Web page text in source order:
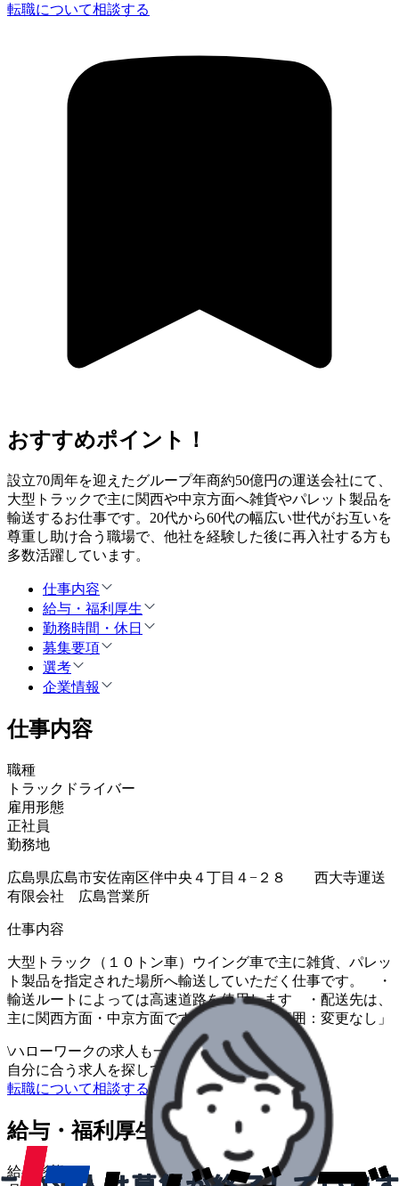
転職について相談する
おすすめポイント！
設立70周年を迎えたグループ年商約50億円の運送会社にて、
大型トラックで主に関西や中京方面へ雑貨やパレット製品を
輸送するお仕事です。20代から60代の幅広い世代がお互いを
尊重し助け合う職場で、他社を経験した後に再入社する方も
多数活躍しています。
仕事内容
給与・福利厚生
勤務時間・休日
募集要項
選考
企業情報
仕事内容
職種
トラックドライバー
雇用形態
正社員
勤務地
広島県広島市安佐南区伴中央４丁目４−２８ 西大寺運送
有限会社 広島営業所
仕事内容
大型トラック（１０トン車）ウイング車で主に雑貨、パレッ
ト製品を指定された場所へ輸送していただく仕事です。 ・
輸送ルートによっては高速道路を使用します ・配送先は、
主に関西方面・中京方面です 「変更範囲：変更なし」
\ハローワークの求人も一括管理
自分に合う求人を探してもらう /
転職について相談する
給与・福利厚生
給与形態